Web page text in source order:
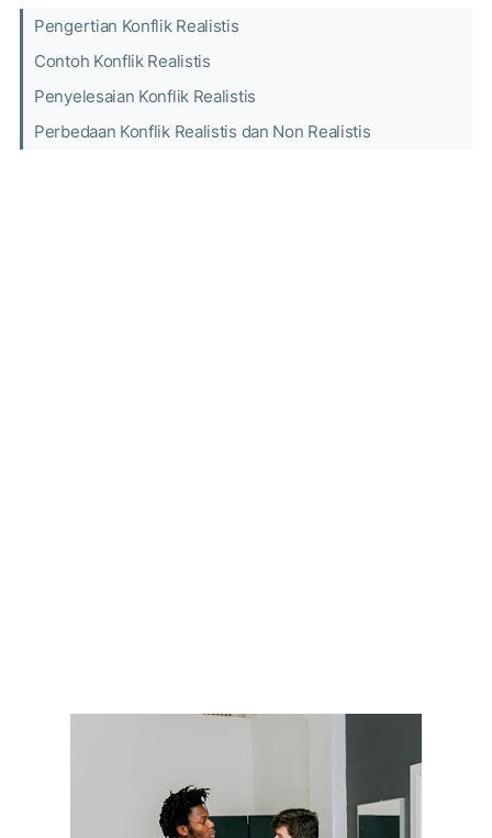
Pengertian Konflik Realistis
Contoh Konflik Realistis
Penyelesaian Konflik Realistis
Perbedaan Konflik Realistis dan Non Realistis